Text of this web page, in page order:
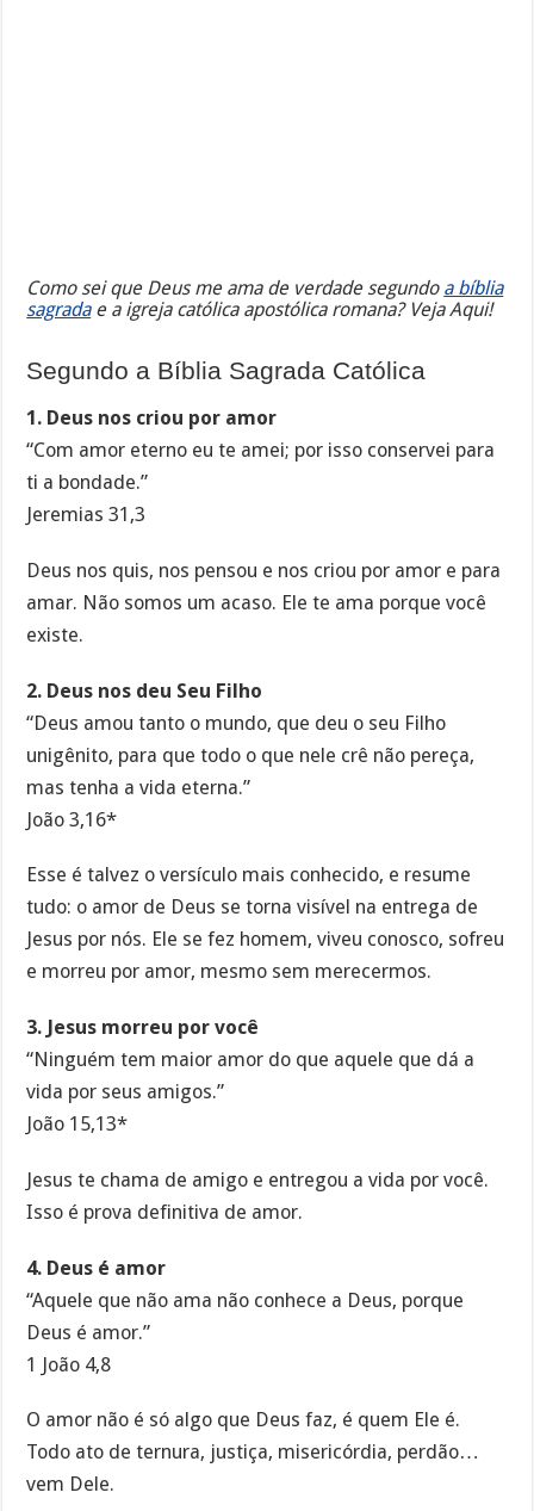
Como sei que Deus me ama de verdade segundo a bíblia
sagradae a igreja católica apostólica romana? Veja Aqui!
Segundo a Bíblia Sagrada Católica
1. Deus nos criou por amor
“Com amor eterno eu te amei; por isso conservei para
ti a bondade.”
Jeremias 31,3
Deus nos quis, nos pensou e nos criou por amor e para
amar. Não somos um acaso. Ele te ama porque você
existe.
2. Deus nos deu Seu Filho
“Deus amou tanto o mundo, que deu o seu Filho
unigênito, para que todo o que nele crê não pereça,
mas tenha a vida eterna.”
João 3,16*
Esse é talvez o versículo mais conhecido, e resume
tudo: o amor de Deus se torna visível na entrega de
Jesus por nós. Ele se fez homem, viveu conosco, sofreu
e morreu por amor, mesmo sem merecermos.
3. Jesus morreu por você
“Ninguém tem maior amor do que aquele que dá a
vida por seus amigos.”
João 15,13*
Jesus te chama de amigo e entregou a vida por você.
Isso é prova definitiva de amor.
4. Deus é amor
“Aquele que não ama não conhece a Deus, porque
Deus é amor.”
1 João 4,8
O amor não é só algo que Deus faz, é quem Ele é.
Todo ato de ternura, justiça, misericórdia, perdão…
vem Dele.